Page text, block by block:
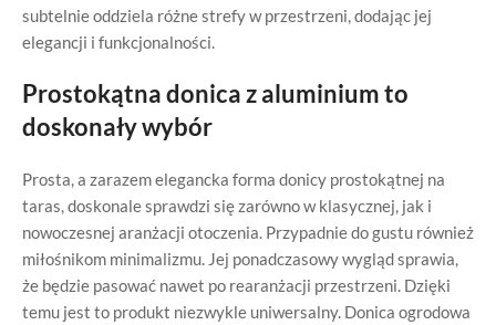
subtelnie oddziela różne strefy w przestrzeni, dodając jej
elegancji i funkcjonalności.
Prostokątna donica z aluminium to
doskonały wybór
Prosta, a zarazem elegancka forma donicy prostokątnej na
taras, doskonale sprawdzi się zarówno w klasycznej, jak i
nowoczesnej aranżacji otoczenia. Przypadnie do gustu również
miłośnikom minimalizmu. Jej ponadczasowy wygląd sprawia,
że będzie pasować nawet po rearanżacji przestrzeni. Dzięki
temu jest to produkt niezwykle uniwersalny. Donica ogrodowa